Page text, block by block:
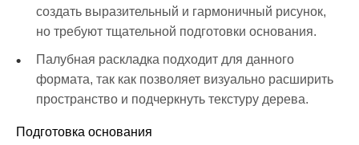
создать выразительный и гармоничный рисунок,
но требуют тщательной подготовки основания.
Палубная раскладка подходит для данного
формата, так как позволяет визуально расширить
пространство и подчеркнуть текстуру дерева.
Подготовка основания